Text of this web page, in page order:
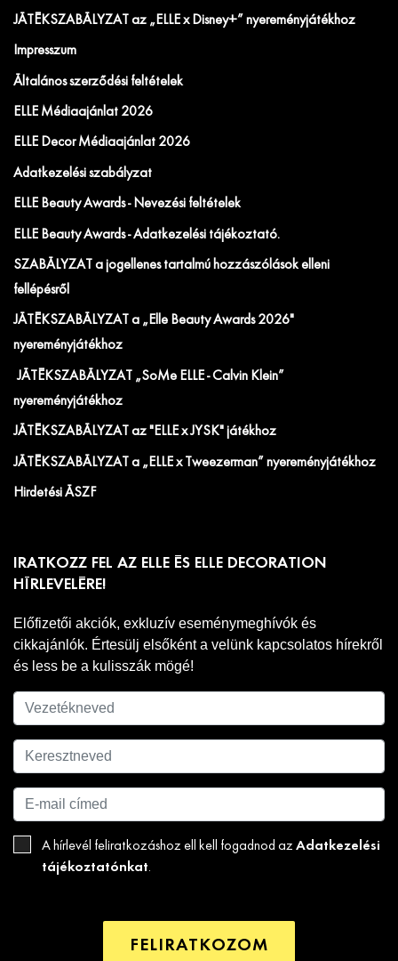
JÁTÉKSZABÁLYZAT az „ELLE x Disney+” nyereményjátékhoz
Impresszum
Általános szerződési feltételek
ELLE Médiaajánlat 2026
ELLE Decor Médiaajánlat 2026
Adatkezelési szabályzat
ELLE Beauty Awards - Nevezési feltételek
ELLE Beauty Awards - Adatkezelési tájékoztató.
SZABÁLYZAT a jogellenes tartalmú hozzászólások elleni
fellépésről
JÁTÉKSZABÁLYZAT a „Elle Beauty Awards 2026"
nyereményjátékhoz
JÁTÉKSZABÁLYZAT „SoMe ELLE - Calvin Klein”
nyereményjátékhoz
JÁTÉKSZABÁLYZAT az "ELLE x JYSK" játékhoz
JÁTÉKSZABÁLYZAT a „ELLE x Tweezerman” nyereményjátékhoz
Hirdetési ÁSZF
IRATKOZZ FEL AZ ELLE ÉS ELLE DECORATION
HÍRLEVELÉRE!
Előfizetői akciók, exkluzív eseménymeghívók és
cikkajánlók. Értesülj elsőként a velünk kapcsolatos hírekről
és less be a kulisszák mögé!
A hírlevél feliratkozáshoz ell kell fogadnod az Adatkezelési
tájékoztatónkat.
FELIRATKOZOM